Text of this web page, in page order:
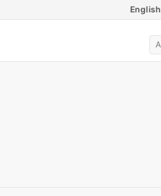
English